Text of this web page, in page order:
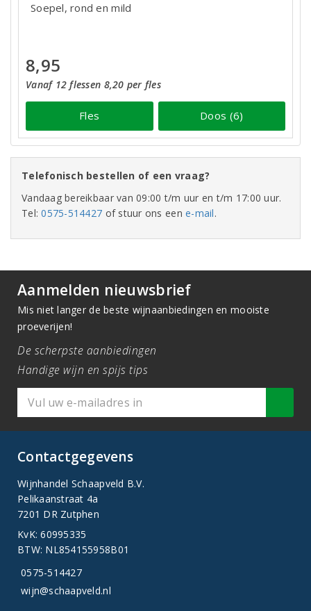
Soepel, rond en mild
8,95
Vanaf 12 flessen 8,20 per fles
Fles Doos (6)
Telefonisch bestellen of een vraag?
Vandaag bereikbaar van 09:00 t/m uur en t/m 17:00 uur.
Tel:0575-514427 of stuur ons eene-mail.
Aanmelden nieuwsbrief
Mis niet langer de beste wijnaanbiedingen en mooiste
proeverijen!
De scherpste aanbiedingen
Handige wijn en spijs tips
Contactgegevens
Wijnhandel Schaapveld B.V.
Pelikaanstraat 4a
7201 DR Zutphen
KvK: 60995335
BTW: NL854155958B01
0575-514427
wijn@schaapveld.nl